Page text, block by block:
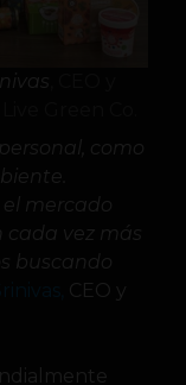
como
mercado
vez más
buscando
CEO y